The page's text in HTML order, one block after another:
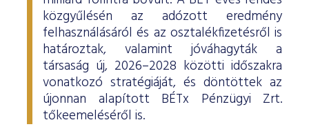
közgyűlésén az adózott eredmény
felhasználásáról és az osztalékfizetésről is
határoztak, valamint jóváhagyták a
társaság új, 2026–2028 közötti időszakra
vonatkozó stratégiáját, és döntöttek az
újonnan alapított BÉTx Pénzügyi Zrt.
tőkeemeléséről is.